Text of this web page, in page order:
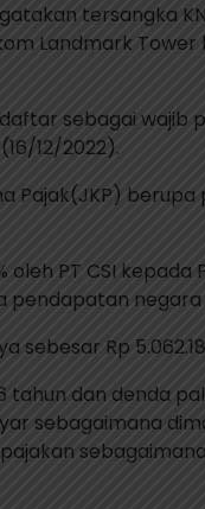
tersangka
Landmark
sebagai wajib
12/2022).
Pajak(JKP)
PT CSI kepada
negara
Rp
tahun dan denda
sebagaimana